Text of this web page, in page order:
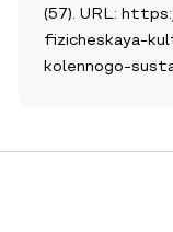
(57). URL:
fizicheskaya-
kolennogo-